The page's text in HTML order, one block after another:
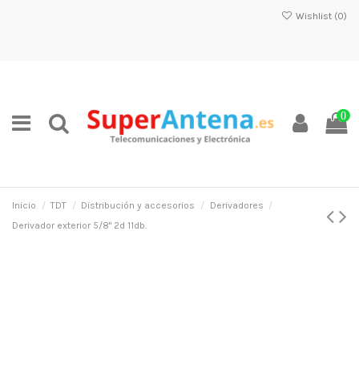
Wishlist (0)
0
Inicio TDT Distribución y accesorios
Derivadores
Derivador exterior 5/8" 2d 11db.